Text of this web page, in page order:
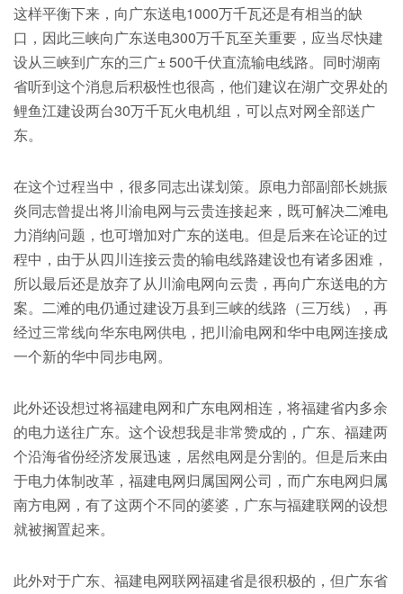
这样平衡下来，向广东送电1000万千瓦还是有相当的缺
口，因此三峡向广东送电300万千瓦至关重要，应当尽快建
设从三峡到广东的三广± 500千伏直流输电线路。同时湖南
省听到这个消息后积极性也很高，他们建议在湖广交界处的
鲤鱼江建设两台30万千瓦火电机组，可以点对网全部送广
东。
在这个过程当中，很多同志出谋划策。原电力部副部长姚振
炎同志曾提出将川渝电网与云贵连接起来，既可解决二滩电
力消纳问题，也可增加对广东的送电。但是后来在论证的过
程中，由于从四川连接云贵的输电线路建设也有诸多困难，
所以最后还是放弃了从川渝电网向云贵，再向广东送电的方
案。二滩的电仍通过建设万县到三峡的线路（三万线），再
经过三常线向华东电网供电，把川渝电网和华中电网连接成
一个新的华中同步电网。
此外还设想过将福建电网和广东电网相连，将福建省内多余
的电力送往广东。这个设想我是非常赞成的，广东、福建两
个沿海省份经济发展迅速，居然电网是分割的。但是后来由
于电力体制改革，福建电网归属国网公司，而广东电网归属
南方电网，有了这两个不同的婆婆，广东与福建联网的设想
就被搁置起来。
此外对于广东、福建电网联网福建省是很积极的，但广东省